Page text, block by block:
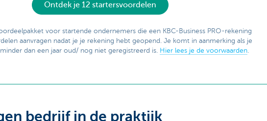
Ontdek je 12 startersvoordelen
voor startende ondernemers die een KBC-Business PRO-rekening
aanvragen nadat je je rekening hebt geopend. Je komt in aanmerking als je
dan een jaar oud/ nog niet geregistreerd is. Hier lees je de voorwaarden.
bedrijf in de praktijk